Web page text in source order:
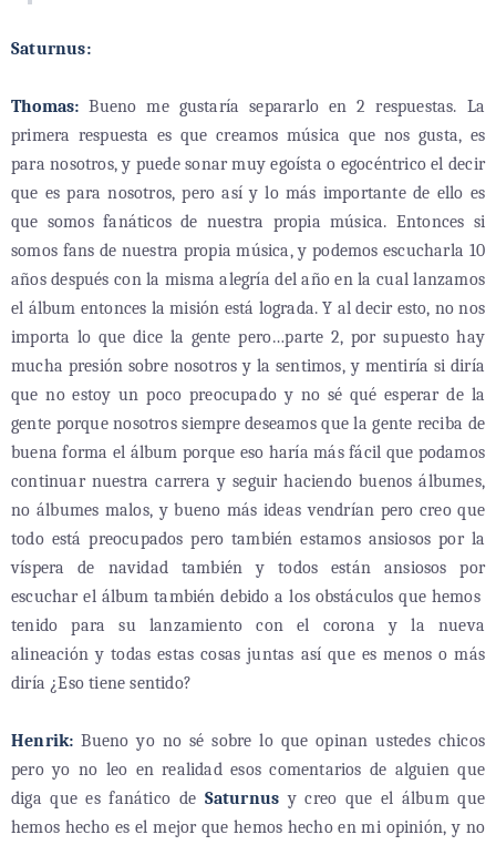
Saturnus:
Thomas: Bueno me gustaría separarlo en 2 respuestas. La
primera respuesta es que creamos música que nos gusta, es
para nosotros, y puede sonar muy egoísta o egocéntrico el decir
que es para nosotros, pero así y lo más importante de ello es
que somos fanáticos de nuestra propia música. Entonces si
somos fans de nuestra propia música, y podemos escucharla 10
años después con la misma alegría del año en la cual lanzamos
el álbum entonces la misión está lograda. Y al decir esto, no nos
importa lo que dice la gente pero…parte 2, por supuesto hay
mucha presión sobre nosotros y la sentimos, y mentiría si diría
que no estoy un poco preocupado y no sé qué esperar de la
gente porque nosotros siempre deseamos que la gente reciba de
buena forma el álbum porque eso haría más fácil que podamos
continuar nuestra carrera y seguir haciendo buenos álbumes,
no álbumes malos, y bueno más ideas vendrían pero creo que
todo está preocupados pero también estamos ansiosos por la
víspera de navidad también y todos están ansiosos por
escuchar el álbum también debido a los obstáculos que hemos
tenido para su lanzamiento con el corona y la nueva
alineación y todas estas cosas juntas así que es menos o más
diría ¿Eso tiene sentido?
Henrik:Bueno yo no sé sobre lo que opinan ustedes chicos
pero yo no leo en realidad esos comentarios de alguien que
diga que es fanático de Saturnus y creo que el álbum que
hemos hecho es el mejor que hemos hecho en mi opinión, y no